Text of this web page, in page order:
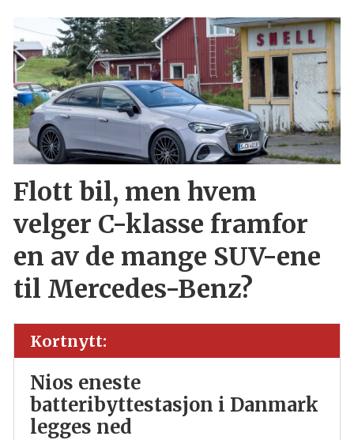
Flott bil, men hvem
velger C-klasse framfor
en av de mange SUV-ene
til Mercedes-Benz?
Kortnytt:
Nios eneste
batteribyttestasjon i Danmark
legges ned